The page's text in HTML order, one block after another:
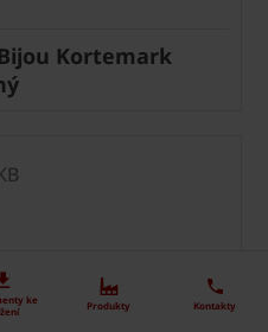
Kortemark
obkladový
ke
Produkty Kontakty